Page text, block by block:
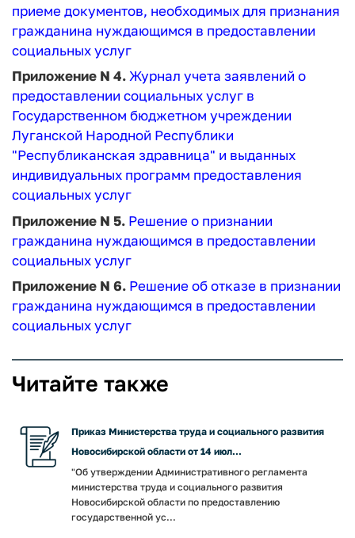
приеме документов, необходимых для признания
гражданина нуждающимся в предоставлении
социальных услуг
Приложение N 4. Журнал учета заявлений о
предоставлении социальных услуг в
Государственном бюджетном учреждении
Луганской Народной Республики
"Республиканская здравница" и выданных
индивидуальных программ предоставления
социальных услуг
Приложение N 5. Решение о признании
гражданина нуждающимся в предоставлении
социальных услуг
Приложение N 6. Решение об отказе в признании
гражданина нуждающимся в предоставлении
социальных услуг
Читайте также
Приказ Министерства труда и социального развития
Новосибирской области от 14 июл...
"Об утверждении Административного регламента
министерства труда и социального развития
Новосибирской области по предоставлению
государственной ус...